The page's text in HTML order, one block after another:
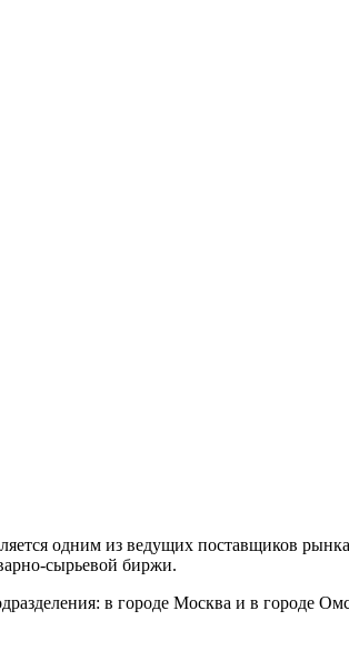
одним из ведущих поставщиков
сырьевой биржи.
в городе Москва и в городе